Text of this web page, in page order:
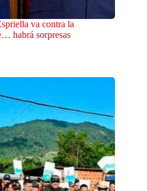
va contra la
habrá sorpresas